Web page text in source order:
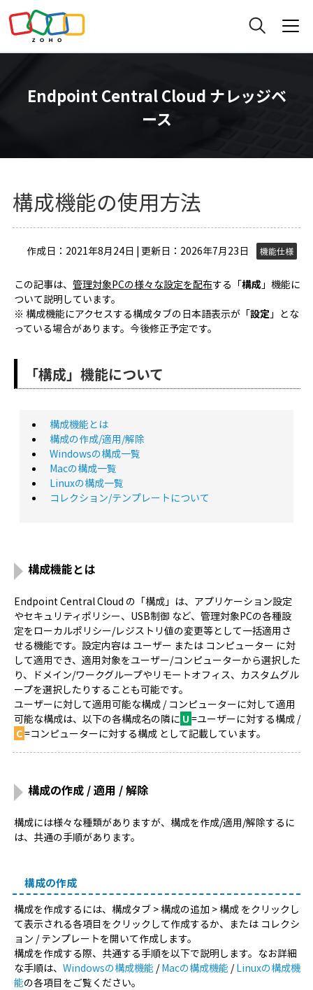
Endpoint Central Cloud ナレッジベ
ース
構成機能の使用方法
作成日：2021年8月24日 | 更新日：2026年7月23日 機能仕様
この記事は、 管理対象PCの様々な設定を配布する「構成」機能に
ついて説明しています。
※ 構成機能にアクセスする構成タブの日本語表示が「設定」とな
っている場合があります。今後修正予定です。
「構成」機能について
構成機能とは
構成の作成/適用/解除
Windowsの構成一覧
Macの構成一覧
Linuxの構成一覧
コレクション/テンプレートについて
構成機能とは
Endpoint Central Cloud の「構成」は、アプリケーション設定
やセキュリティポリシー、USB制御 など、管理対象PCの各種設
定をローカルポリシー/レジストリ値の変更等として一括適用さ
せる機能です。設定内容は ユーザー または コンピューター に対
して適用でき、適用対象をユーザー/コンピューターから選択した
り、ドメイン/ワークグループやリモートオフィス、カスタムグル
ープを選択したりすることも可能です。
ユーザーに対して適用可能な構成 / コンピューターに対して適用
可能な構成は、以下の各構成名の隣に U=ユーザーに対する構成 /
C=コンピューターに対する構成 として記載しています。
構成の作成 / 適用 / 解除
構成には様々な種類がありますが、構成を作成/適用/解除するに
は、共通の手順があります。
構成の作成
構成を作成するには、構成タブ > 構成の追加 > 構成 をクリックし
て表示される各項目をクリックして作成するか、または コレクシ
ョン / テンプレートを開いて作成します。
構成を作成する際、共通する手順を以下で説明します。なお詳細
な手順は、 Windowsの構成機能 /Macの構成機能 /Linuxの構成機
能の各項目をご覧ください。